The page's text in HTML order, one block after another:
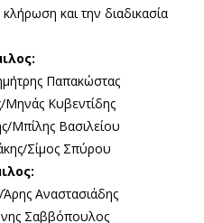
και την διαδικασία
Παπακώστας
Μηνάς Κυβεντίδης
Μπίλης Βασιλείου
Σίμος Σπύρου
Αναστασιάδης
Σαββόπουλος